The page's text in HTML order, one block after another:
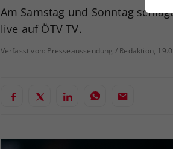
Am Samstag und Sonntag
live auf ÖTV TV.
Verfasst von: Presseaussendung / Redaktion,